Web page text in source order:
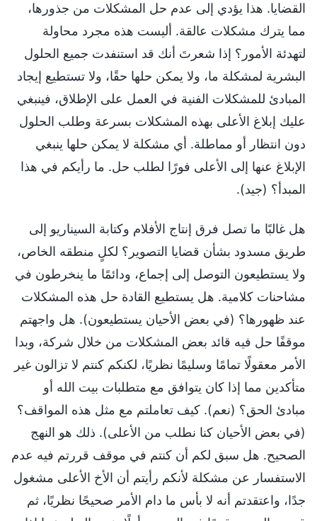
القضايا. هذا يؤدي إلى عدم حل المشكلات من جذورها،
مما يترك مشكلات عالقة. أليست هذه مجرد محاولة
لتهدئة الأمور؟ إذا شعرتَ أنك قد استنفدت جميع الحلول
البشرية لمشكلة ما، ولا يمكن حلها حقًا، ولا تستطيع إيجاد
المبادئ للمشكلات الفنية في العمل على الإطلاق، فينبغي
عليك إبلاغ الأعلى بهذه المشكلات بسرعة وطلب الحلول
دون انتظار أو مماطلة. أي مشكلة لا يمكن حلها ينبغي
الإبلاغ عنها إلى الأعلى فورًا لطلب حل. ما رأيكم في هذا
المبدأ؟ (جيد).
هل غالبًا ما تصل فرق إنتاج الأفلام وكتابة السيناريو إلى
طريق مسدود بشأن قضايا التصوير؟ لكلٍ منطقه الخاص،
ولا يستطيعون التوصل إلى إجماع، ودائمًا ما ينخرطون في
مشاحنات كلامية. هل يستطيع القادة حل هذه المشكلات
عند ظهورها؟ (في بعض الأحيان يستطيعون). هل واجهتم
موقفًا حل فيه قائد بعض المشكلات من خلال شركة، وبدا
الأمر معقولًا تمامًا وسليمًا نظريًا، لكنكم كنتم لا تزالون غير
متأكدين مما إذا كان يتوافق مع متطلبات بيت الله أو
مبادئ الحق؟ (نعم). كيف تعاملتم مع مثل هذه المواقف؟
(في بعض الأحيان كنا نطلب من الأعلى). ذلك هو النهج
الصحيح. هل سبق لكم أن كنتم في موقف قررتم فيه عدم
الاستفسار عن مشكلة لأنكم رأيتم أن الأخ الأعلى مشغول
جدًا، واعتقدتم أنه لا بأس ما دام الأمر صحيحًا نظريًا، ثم